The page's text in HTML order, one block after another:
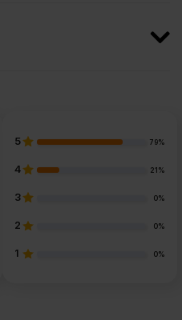
5 79%
4 21%
3 0%
2 0%
1 0%